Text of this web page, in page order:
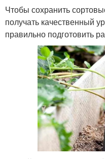
Чтобы сохранить
получать качественный
правильно подготовить